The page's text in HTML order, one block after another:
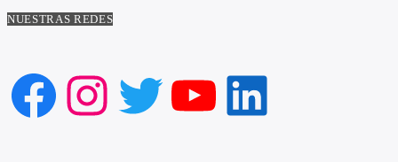
NUESTRAS REDES
Facebook
Instagram
Twitter
YouTube
LinkedIn